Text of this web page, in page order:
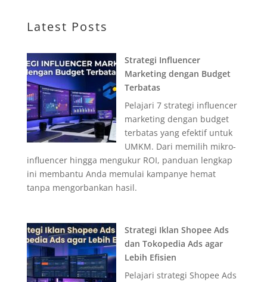
Latest Posts
Strategi Influencer
Marketing dengan Budget
Terbatas
Pelajari 7 strategi influencer
marketing dengan budget
terbatas yang efektif untuk
UMKM. Dari memilih mikro-
influencer hingga mengukur ROI, panduan lengkap
ini membantu Anda memulai kampanye hemat
tanpa mengorbankan hasil.
Strategi Iklan Shopee Ads
dan Tokopedia Ads agar
Lebih Efisien
Pelajari strategi Shopee Ads